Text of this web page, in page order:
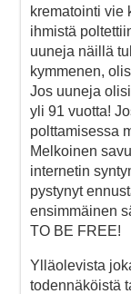
krematointi vie
ihmistä
uuneja näillä
kymmenen,
Jos uuneja
yli 91 vuotta!
polttamisessa
Melkoinen
internetin
pystynyt
ensimmäinen
TO BE FREE!
Ylläolevista
todennäköistä